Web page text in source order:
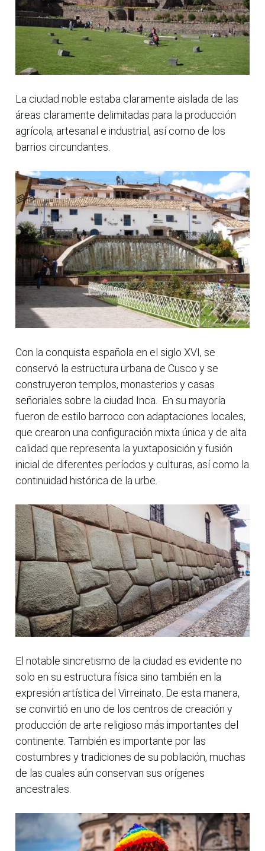
La ciudad noble estaba claramente aislada de las
áreas claramente delimitadas para la producción
agrícola, artesanal e industrial, así como de los
barrios circundantes.
Con la conquista española en el siglo XVI, se
conservó la estructura urbana de Cusco y se
construyeron templos, monasterios y casas
señoriales sobre la ciudad Inca. En su mayoría
fueron de estilo barroco con adaptaciones locales,
que crearon una configuración mixta única y de alta
calidad que representa la yuxtaposición y fusión
inicial de diferentes períodos y culturas, así como la
continuidad histórica de la urbe.
El notable sincretismo de la ciudad es evidente no
solo en su estructura física sino también en la
expresión artística del Virreinato. De esta manera,
se convirtió en uno de los centros de creación y
producción de arte religioso más importantes del
continente. También es importante por las
costumbres y tradiciones de su población, muchas
de las cuales aún conservan sus orígenes
ancestrales.